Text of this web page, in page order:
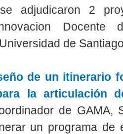
adjudicaron 2
Docente
de
de un itinerario
la articulación
de GAMA,
un programa de